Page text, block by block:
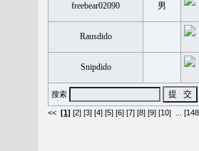
freebear02090 男
Rausdido
Snipdido
搜索
<< [1] [2] [3] [4] [5] [6] [7] [8] [9] [10]